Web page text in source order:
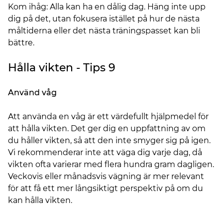
Kom ihåg: Alla kan ha en dålig dag. Häng inte upp
dig på det, utan fokusera istället på hur de nästa
måltiderna eller det nästa träningspasset kan bli
bättre.
Hålla vikten - Tips 9
Använd våg
Att använda en våg är ett värdefullt hjälpmedel för
att hålla vikten. Det ger dig en uppfattning av om
du håller vikten, så att den inte smyger sig på igen.
Vi rekommenderar inte att väga dig varje dag, då
vikten ofta varierar med flera hundra gram dagligen.
Veckovis eller månadsvis vägning är mer relevant
för att få ett mer långsiktigt perspektiv på om du
kan hålla vikten.